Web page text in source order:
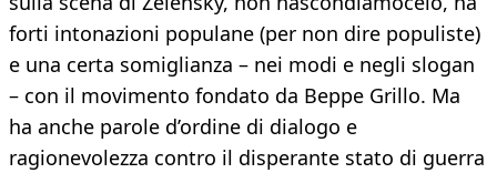
forti intonazioni populane (per non dire populiste)
e una certa somiglianza – nei modi e negli slogan
– con il movimento fondato da Beppe Grillo. Ma
ha anche parole d’ordine di dialogo e
ragionevolezza contro il disperante stato di guerra